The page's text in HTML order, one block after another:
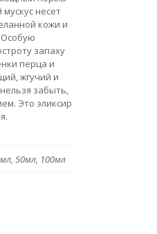
несет
кожи и
Особую
запаху
перца и
жгучий и
забыть,
Это эликсир
50мл, 100мл